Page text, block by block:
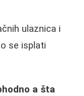
ulaznica i
se isplati
a šta